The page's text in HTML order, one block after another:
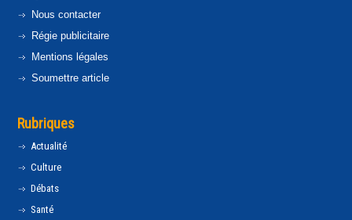
Nous contacter
Régie publicitaire
Mentions légales
Soumettre article
Rubriques
Actualité
Culture
Débats
Santé